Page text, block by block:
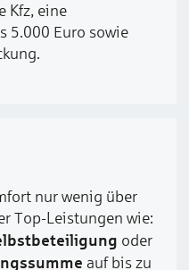
Kfz, eine
5.000 Euro sowie
nur wenig über
Top-Leistungen wie:
oder
auf bis zu